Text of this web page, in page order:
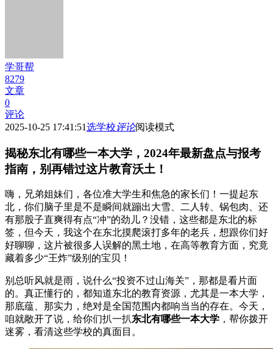
学哥帮
8279
文章
0
评论
2025-10-25 17:41:51选学校评论阅读模式
揭秘东北有哪些一本大学，2024年最新盘点与报考
指南，别再错过这片教育沃土！
嗨，兄弟姐妹们，各位准大学生和焦急的家长们！一提起东
北，你们脑子里是不是瞬间就蹦出大雪、二人转、锅包肉、还
有那股子直爽得有点“冲”的劲儿？没错，这些都是东北的标
签，但今天，我这个在东北摸爬滚打多年的老兵，想跟你们好
好聊聊，这片被很多人误解的黑土地，在高等教育方面，究竟
藏着多少“王炸”级别的宝贝！
别总听风就是雨，说什么“投资不过山海关”，那都是看片面
的。真正懂行的，都知道东北的教育资源，尤其是一本大学，
那底蕴、那实力，绝对是全国范围内都响当当的存在。今天，
咱就敞开了说，给你们扒一扒东北有哪些一本大学 ，帮你拨开
迷雾，看清这些学校的真面目。